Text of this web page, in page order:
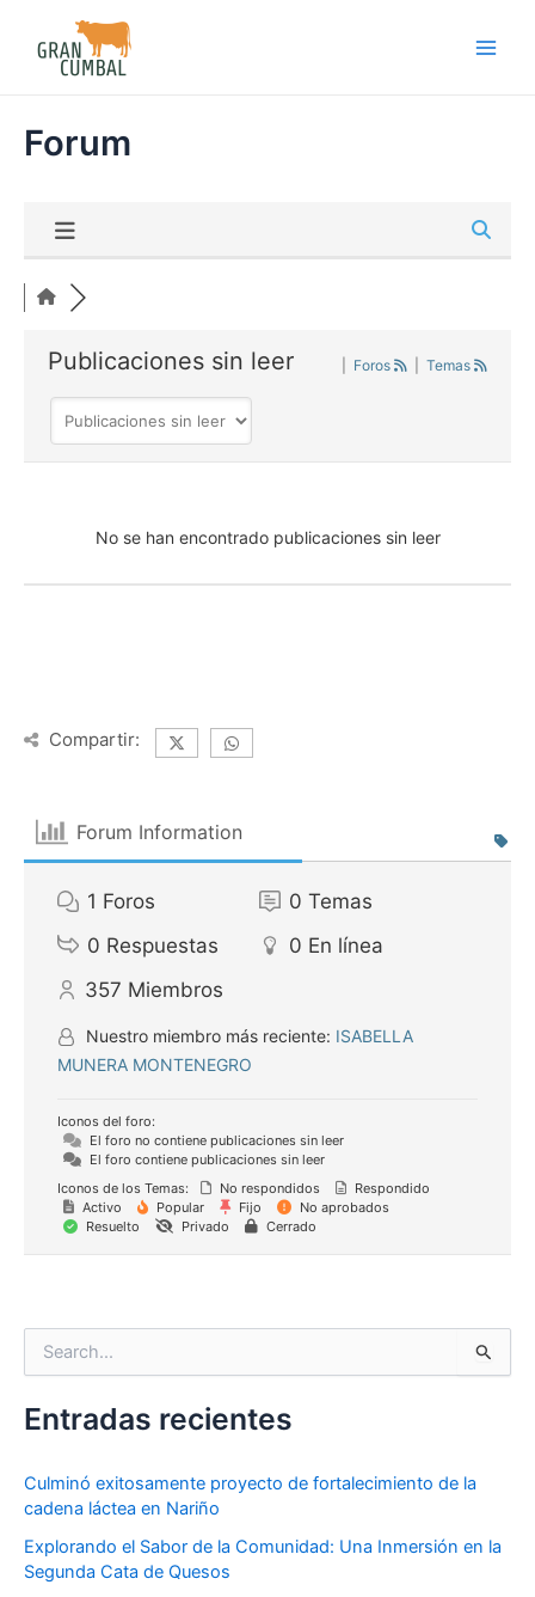
content
Forum
Publicaciones sin leer Foros Temas
No se han encontrado publicaciones sin leer
Compartir:
Forum Information
1 Foros 0 Temas
0 Respuestas 0 En línea
357 Miembros
Nuestro miembro más reciente: ISABELLA
MUNERA MONTENEGRO
Iconos del foro:
El foro no contiene publicaciones sin leer
El foro contiene publicaciones sin leer
Iconos de los Temas:
No respondidos
Respondido
Activo
Popular Fijo
No aprobados
Resuelto
Privado Cerrado
e
f
o
r
:
Entradas recientes
Culminó exitosamente proyecto de fortalecimiento de la
cadena láctea en Nariño
Explorando el Sabor de la Comunidad: Una Inmersión en la
Segunda Cata de Quesos